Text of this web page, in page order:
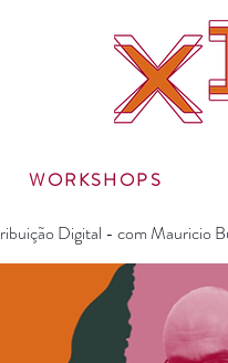
WORKSHOPS
Digital - com Mauricio